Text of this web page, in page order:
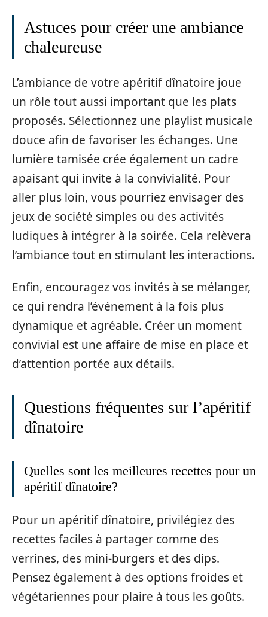
Astuces pour créer une ambiance
chaleureuse
L’ambiance de votre apéritif dînatoire joue
un rôle tout aussi important que les plats
proposés. Sélectionnez une playlist musicale
douce afin de favoriser les échanges. Une
lumière tamisée crée également un cadre
apaisant qui invite à la convivialité. Pour
aller plus loin, vous pourriez envisager des
jeux de société simples ou des activités
ludiques à intégrer à la soirée. Cela relèvera
l’ambiance tout en stimulant les interactions.
Enfin, encouragez vos invités à se mélanger,
ce qui rendra l’événement à la fois plus
dynamique et agréable. Créer un moment
convivial est une affaire de mise en place et
d’attention portée aux détails.
Questions fréquentes sur l’apéritif
dînatoire
Quelles sont les meilleures recettes pour un
apéritif dînatoire?
Pour un apéritif dînatoire, privilégiez des
recettes faciles à partager comme des
verrines, des mini-burgers et des dips.
Pensez également à des options froides et
végétariennes pour plaire à tous les goûts.